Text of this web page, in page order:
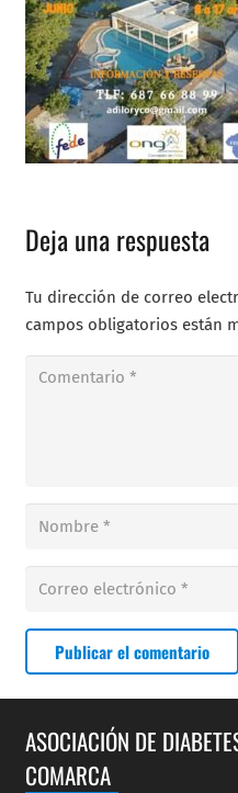
Deja una respuesta
Tu dirección de correo
campos obligatorios están
Publicar el comentario
ASOCIACIÓN DE
COMARCA